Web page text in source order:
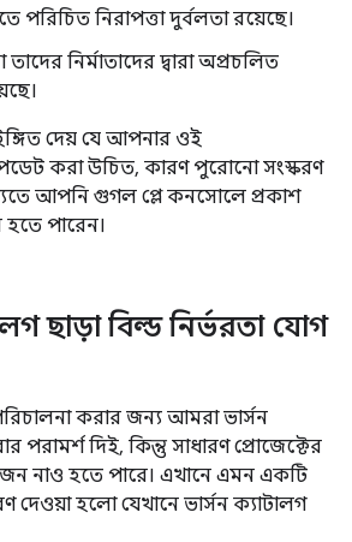
নিরাপত্তা দুর্বলতা রয়েছে।
নির্মাতাদের দ্বারা অপ্রচলিত
দেয় যে আপনার ওই
করা উচিত, কারণ পুরোনো সংস্করণ
আপনি গুগল প্লে কনসোলে প্রকাশ
পারেন।
ছাড়া বিল্ড নির্ভরতা যোগ
করার জন্য আমরা ভার্সন
পরামর্শ দিই, কিন্তু সাধারণ প্রোজেক্টের
নাও হতে পারে। এখানে এমন একটি
দেওয়া হলো যেখানে ভার্সন ক্যাটালগ